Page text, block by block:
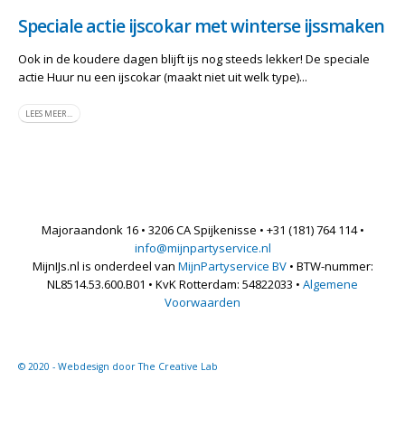
Speciale actie ijscokar met winterse ijssmaken
Ook in de koudere dagen blijft ijs nog steeds lekker! De speciale
actie Huur nu een ijscokar (maakt niet uit welk type)...
LEES MEER...
Majoraandonk 16 • 3206 CA Spijkenisse • +31 (181) 764 114 •
info@mijnpartyservice.nl
MijnIJs.nl is onderdeel van MijnPartyservice BV• BTW-nummer:
NL8514.53.600.B01 • KvK Rotterdam: 54822033 • Algemene
Voorwaarden
© 2020 - Webdesign door The Creative Lab